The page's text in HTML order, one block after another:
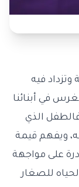
فيه
في أبنائنا
الذي
ويفهم قيمة
على مواجهة
للصغار